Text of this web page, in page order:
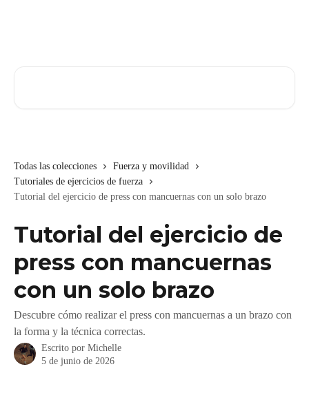
Todas las colecciones
Fuerza y movilidad
Tutoriales de ejercicios de fuerza
Tutorial del ejercicio de press con mancuernas con un solo brazo
Tutorial del ejercicio de
press con mancuernas
con un solo brazo
Descubre cómo realizar el press con mancuernas a un brazo con
la forma y la técnica correctas.
Escrito por Michelle
5 de junio de 2026